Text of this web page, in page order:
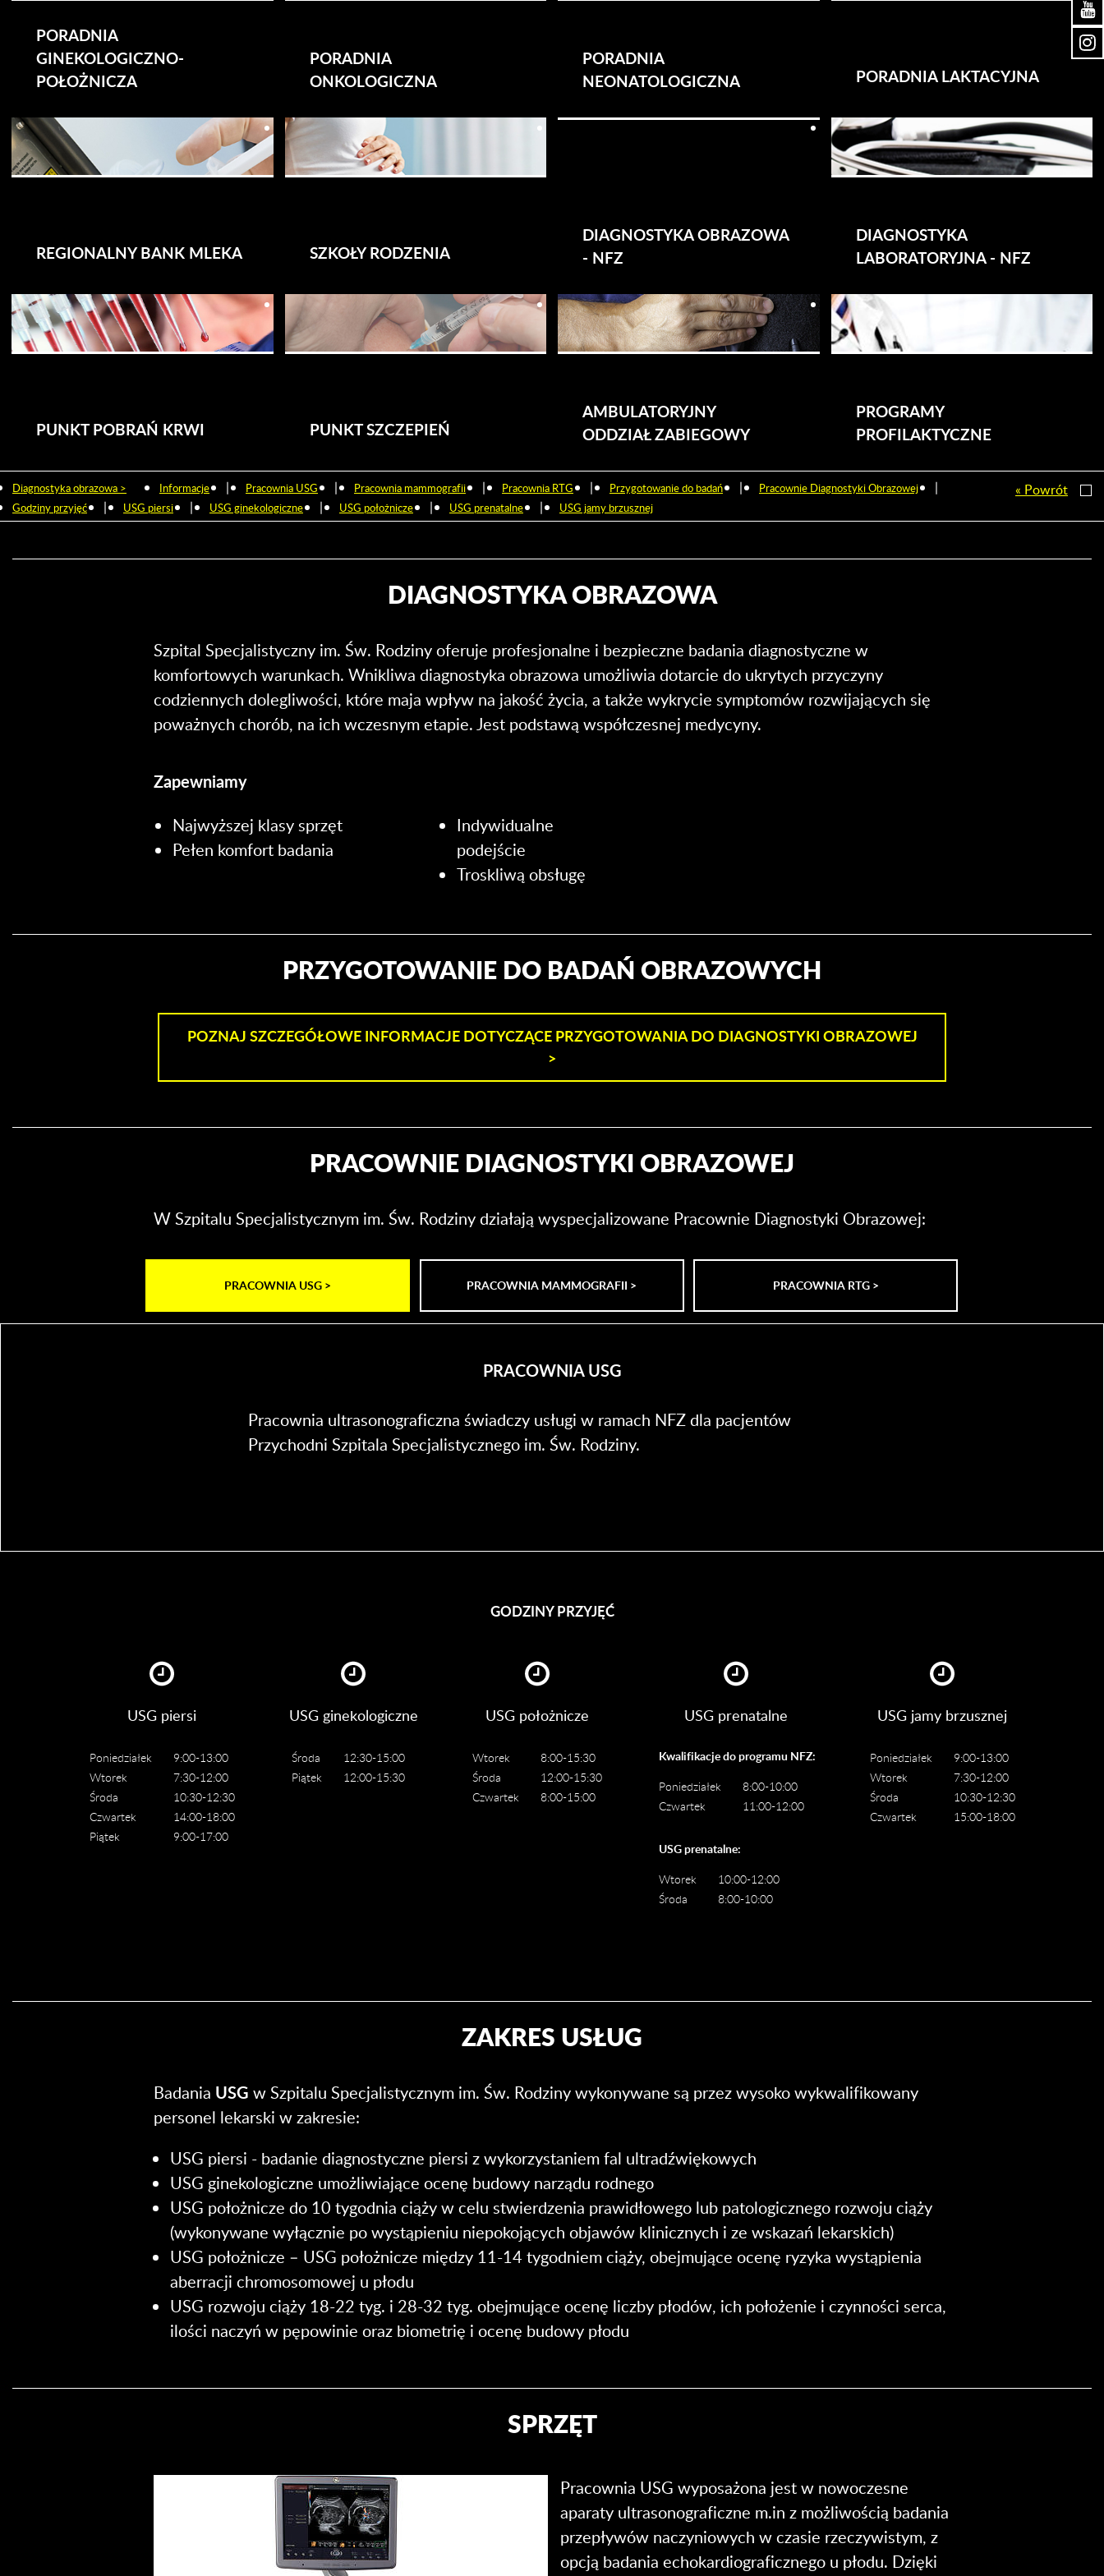
PORADNIA
GINEKOLOGICZNO-
POŁOŻNICZA
PORADNIA
ONKOLOGICZNA
PORADNIA
NEONATOLOGICZNA
PORADNIA LAKTACYJNA
REGIONALNY BANK MLEKA SZKOŁY RODZENIA
DIAGNOSTYKA OBRAZOWA
- NFZ
DIAGNOSTYKA
LABORATORYJNA - NFZ
PUNKT POBRAŃ KRWI PUNKT SZCZEPIEŃ
AMBULATORYJNY
ODDZIAŁ ZABIEGOWY
PROGRAMY
PROFILAKTYCZNE
Diagnostyka obrazowa > Informacje | Pracownia USG | Pracownia mammografii | Pracownia RTG | Przygotowanie do badań | Pracownie Diagnostyki Obrazowej |
Godziny przyjęć | USG piersi | USG ginekologiczne | USG położnicze | USG prenatalne | USG jamy brzusznej
« Powrót
DIAGNOSTYKA OBRAZOWA
Szpital Specjalistyczny im. Św. Rodziny oferuje profesjonalne i bezpieczne badania diagnostyczne w
komfortowych warunkach. Wnikliwa diagnostyka obrazowa umożliwia dotarcie do ukrytych przyczyny
codziennych dolegliwości, które maja wpływ na jakość życia, a także wykrycie symptomów rozwijających się
poważnych chorób, na ich wczesnym etapie. Jest podstawą współczesnej medycyny.
Zapewniamy
Najwyższej klasy sprzęt
Pełen komfort badania
Indywidualne
podejście
Troskliwą obsługę
PRZYGOTOWANIE DO BADAŃ OBRAZOWYCH
POZNAJ SZCZEGÓŁOWE INFORMACJE DOTYCZĄCE PRZYGOTOWANIA DO DIAGNOSTYKI OBRAZOWEJ
>
PRACOWNIE DIAGNOSTYKI OBRAZOWEJ
W Szpitalu Specjalistycznym im. Św. Rodziny działają wyspecjalizowane Pracownie Diagnostyki Obrazowej:
PRACOWNIA USG > PRACOWNIA MAMMOGRAFII > PRACOWNIA RTG >
PRACOWNIA USG
Pracownia ultrasonograficzna świadczy usługi w ramach NFZ dla pacjentów
Przychodni Szpitala Specjalistycznego im. Św. Rodziny.
GODZINY PRZYJĘĆ
USG piersi
Poniedziałek
9:00-13:00
Wtorek
7:30-12:00
Środa
10:30-12:30
Czwartek
14:00-18:00
Piątek
9:00-17:00
USG ginekologiczne
Środa
12:30-15:00
Piątek
12:00-15:30
USG położnicze
Wtorek
8:00-15:30
Środa
12:00-15:30
Czwartek
8:00-15:00
USG prenatalne
Kwalifikacje do programu NFZ:
Poniedziałek
8:00-10:00
Czwartek
11:00-12:00
USG prenatalne:
Wtorek
10:00-12:00
Środa
8:00-10:00
USG jamy brzusznej
Poniedziałek
9:00-13:00
Wtorek
7:30-12:00
Środa
10:30-12:30
Czwartek
15:00-18:00
ZAKRES USŁUG
Badania USG w Szpitalu Specjalistycznym im. Św. Rodziny wykonywane są przez wysoko wykwalifikowany
personel lekarski w zakresie:
USG piersi - badanie diagnostyczne piersi z wykorzystaniem fal ultradźwiękowych
USG ginekologiczne umożliwiające ocenę budowy narządu rodnego
USG położnicze do 10 tygodnia ciąży w celu stwierdzenia prawidłowego lub patologicznego rozwoju ciąży
(wykonywane wyłącznie po wystąpieniu niepokojących objawów klinicznych i ze wskazań lekarskich)
USG położnicze – USG położnicze między 11-14 tygodniem ciąży, obejmujące ocenę ryzyka wystąpienia
aberracji chromosomowej u płodu
USG rozwoju ciąży 18-22 tyg. i 28-32 tyg. obejmujące ocenę liczby płodów, ich położenie i czynności serca,
ilości naczyń w pępowinie oraz biometrię i ocenę budowy płodu
SPRZĘT
Pracownia USG wyposażona jest w nowoczesne
aparaty ultrasonograficzne m.in z możliwością badania
przepływów naczyniowych w czasie rzeczywistym, z
opcją badania echokardiograficznego u płodu. Dzięki